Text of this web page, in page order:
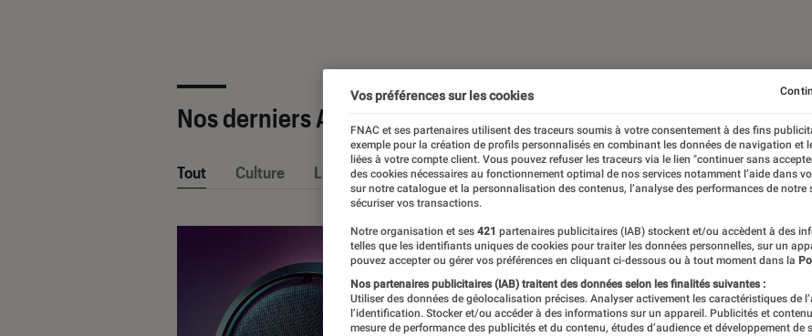
Nos derniers Articles
Tout Culture La Claque Fnac Nos conseils Pop Culture Tech
Vos préférences sur les cookies
FNAC et ses partenaires utilisent des traceurs soumis à votre consentement à des fins
exemple pour la création de profils personnalisés en combinant les données de navigation et
liées à votre compte client. Vous pouvez refuser les traceurs via le lien "continuer sans
des cookies nécessaires au fonctionnement optimal de nos services notamment l’aide dans
sur notre catalogue et la personnalisation des contenus, l’analyse des performances de notre
sécuriser vos transactions.
Notre organisation et ses 421 partenaires publicitaires (IAB) stockent et/ou accèdent à des
telles que les identifiants uniques de cookies pour traiter les données personnelles, sur un
pouvez accepter ou gérer vos préférences en cliquant ci-dessous ou à tout moment dans la
Nos partenaires publicitaires (IAB) traitent des données selon les finalités suivantes :
Utiliser des données de géolocalisation précises. Analyser activement les caractéristiques de
l’identification. Stocker et/ou accéder à des informations sur un appareil. Publicités et
mesure de performance des publicités et du contenu, études d’audience et développement de